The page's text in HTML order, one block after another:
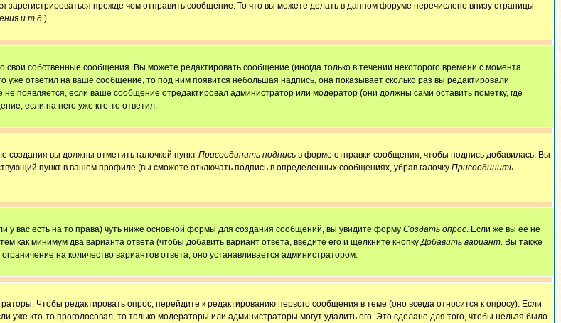
прежде чем отправить сообщение. То что вы можете делать в данном форуме перечислено внизу страницы
и т.д.)
собственные сообщения. Вы можете редактировать сообщение (иногда только в течении некоторого времени с момента
уже ответил на ваше сообщение, то под ним появится небольшая надпись, она показывает сколько раз вы редактировали
появляется, если ваше сообщение отредактировал администратор или модератор (они должны сами оставить пометку, где
если на него уже кто-то ответил.
создания вы должны отметить галочкой пункт Присоединить подпись в форме отправки сообщения, чтобы подпись добавилась. Вы
пункт в вашем профиле (вы сможете отключать подпись в определенных сообщениях, убрав галочку Присоединить
у вас есть на то права) чуть ниже основной формы для создания сообщений, вы увидите форму Создать опрос. Если же вы её не
как минимум два варианта ответа (чтобы добавить вариант ответа, введите его и щёлкните кнопкуДобавить вариант. Вы также
на количество вариантов ответа, оно устанавливается администратором.
Чтобы редактировать опрос, перейдите к редактированию первого сообщения в теме (оно всегда относится к опросу). Если
уже кто-то проголосовал, то только модераторы или администраторы могут удалить его. Это сделано для того, чтобы нельзя было